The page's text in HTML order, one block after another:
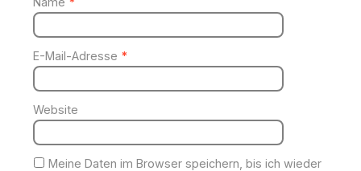
E-Mail-Adresse *
Website
Meine Daten im Browser speichern, bis ich wieder